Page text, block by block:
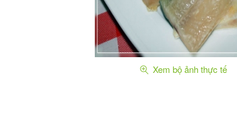
Xem bộ ảnh thực tế